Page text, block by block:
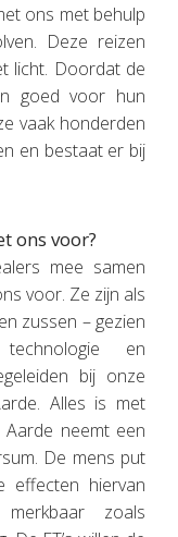
ons met behulp
Deze reizen
licht. Doordat de
goed voor hun
vaak honderden
en bestaat er bij
ons voor?
mee samen
voor. Ze zijn als
zussen – gezien
en
bij onze
Alles is met
neemt een
De mens put
effecten hiervan
zoals